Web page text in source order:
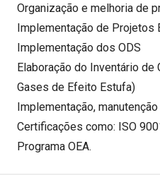
Organização e melhoria de
Implementação de Projetos
Implementação dos ODS
Elaboração do Inventário de
Gases de Efeito Estufa)
Implementação,
Certificações como: ISO
Programa OEA.